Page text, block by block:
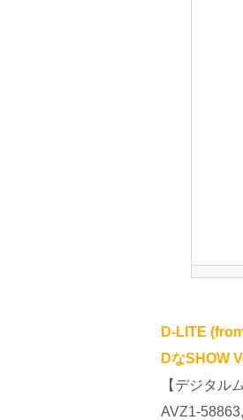
D-LITE
DなSHOW
【デジタル
AVZ1-